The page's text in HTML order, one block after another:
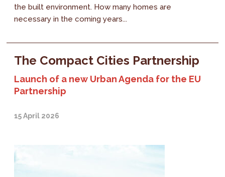
the built environment. How many homes are
necessary in the coming years...
The Compact Cities Partnership
Launch of a new Urban Agenda for the EU
Partnership
15 April 2026